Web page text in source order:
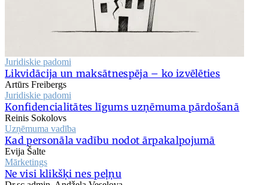
Juridiskie padomi
Likvidācija un maksātnespēja – ko izvēlēties
Artūrs Freibergs
Juridiskie padomi
Konfidencialitātes līgums uzņēmuma pārdošanā
Reinis Sokolovs
Uzņēmuma vadība
Kad personāla vadību nodot ārpakalpojumā
Evija Šalte
Mārketings
Ne visi klikšķi nes peļņu